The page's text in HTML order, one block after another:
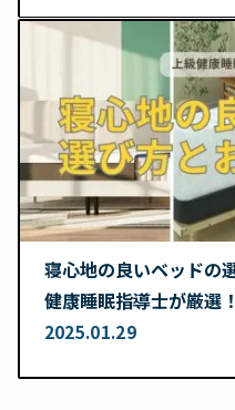
寝心地の良いベッドの
健康睡眠指導士が厳選！
2025.01.29